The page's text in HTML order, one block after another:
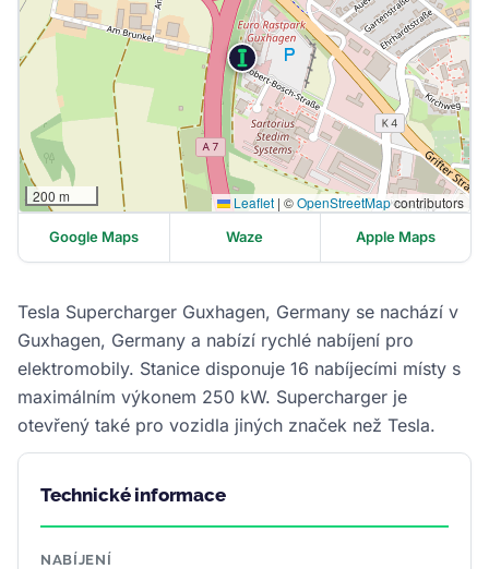
Tesla Supercharger Guxhagen, Germany se nachází v
Guxhagen, Germany a nabízí rychlé nabíjení pro
elektromobily. Stanice disponuje 16 nabíjecími místy s
maximálním výkonem 250 kW. Supercharger je
otevřený také pro vozidla jiných značek než Tesla.
Technické informace
NABÍJENÍ
200 m Leaflet | ©OpenStreetMapcontributors
Google Maps Waze Apple Maps